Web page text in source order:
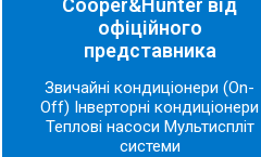
офіційного
представника
Звичайні кондиціонери (On-
Off) Інверторні кондиціонери
Теплові насоси Мультиспліт
системи